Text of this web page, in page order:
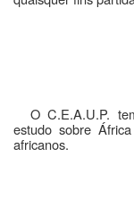
O C.E.A.U.P.
estudo sobre
africanos.